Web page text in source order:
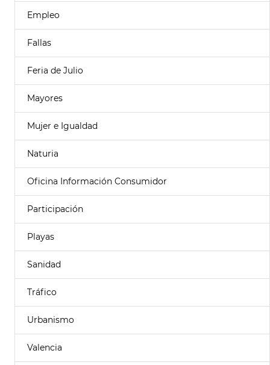
Empleo
Fallas
Feria de Julio
Mayores
Mujer e Igualdad
Naturia
Oficina Información Consumidor
Participación
Playas
Sanidad
Tráfico
Urbanismo
Valencia